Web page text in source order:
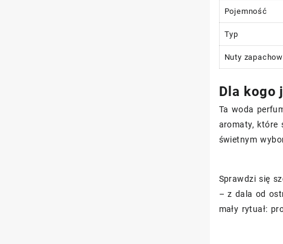
Pojemność
Typ
Nuty
Dla kogo
Ta woda
aromaty, które
świetnym
Sprawdzi się
– z dala od
mały rytuał: